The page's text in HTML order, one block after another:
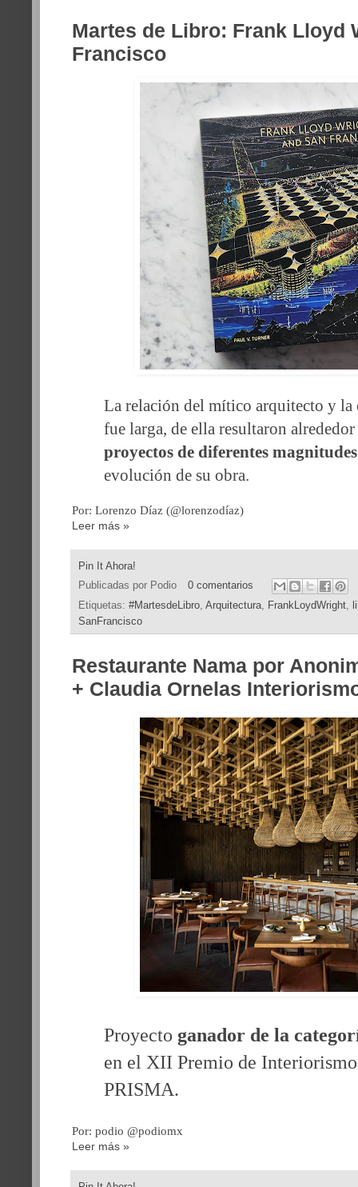
Martes de Libro: Frank Lloyd
Francisco
La relación del mítico arquitecto y
fue larga, de ella resultaron
proyectos de diferentes magnitudes
evolución de su obra.
Por: Lorenzo Díaz (@lorenzodíaz)
Leer más »
Pin It Ahora!
Publicadas por Podio
0 comentarios
Etiquetas: #MartesdeLibro, Arquitectura, FrankLoydWright,
SanFrancisco
Restaurante Nama por
+ Claudia Ornelas
Proyecto ganador de la
en el XII Premio de
PRISMA.
Por: podio @podiomx
Leer más »